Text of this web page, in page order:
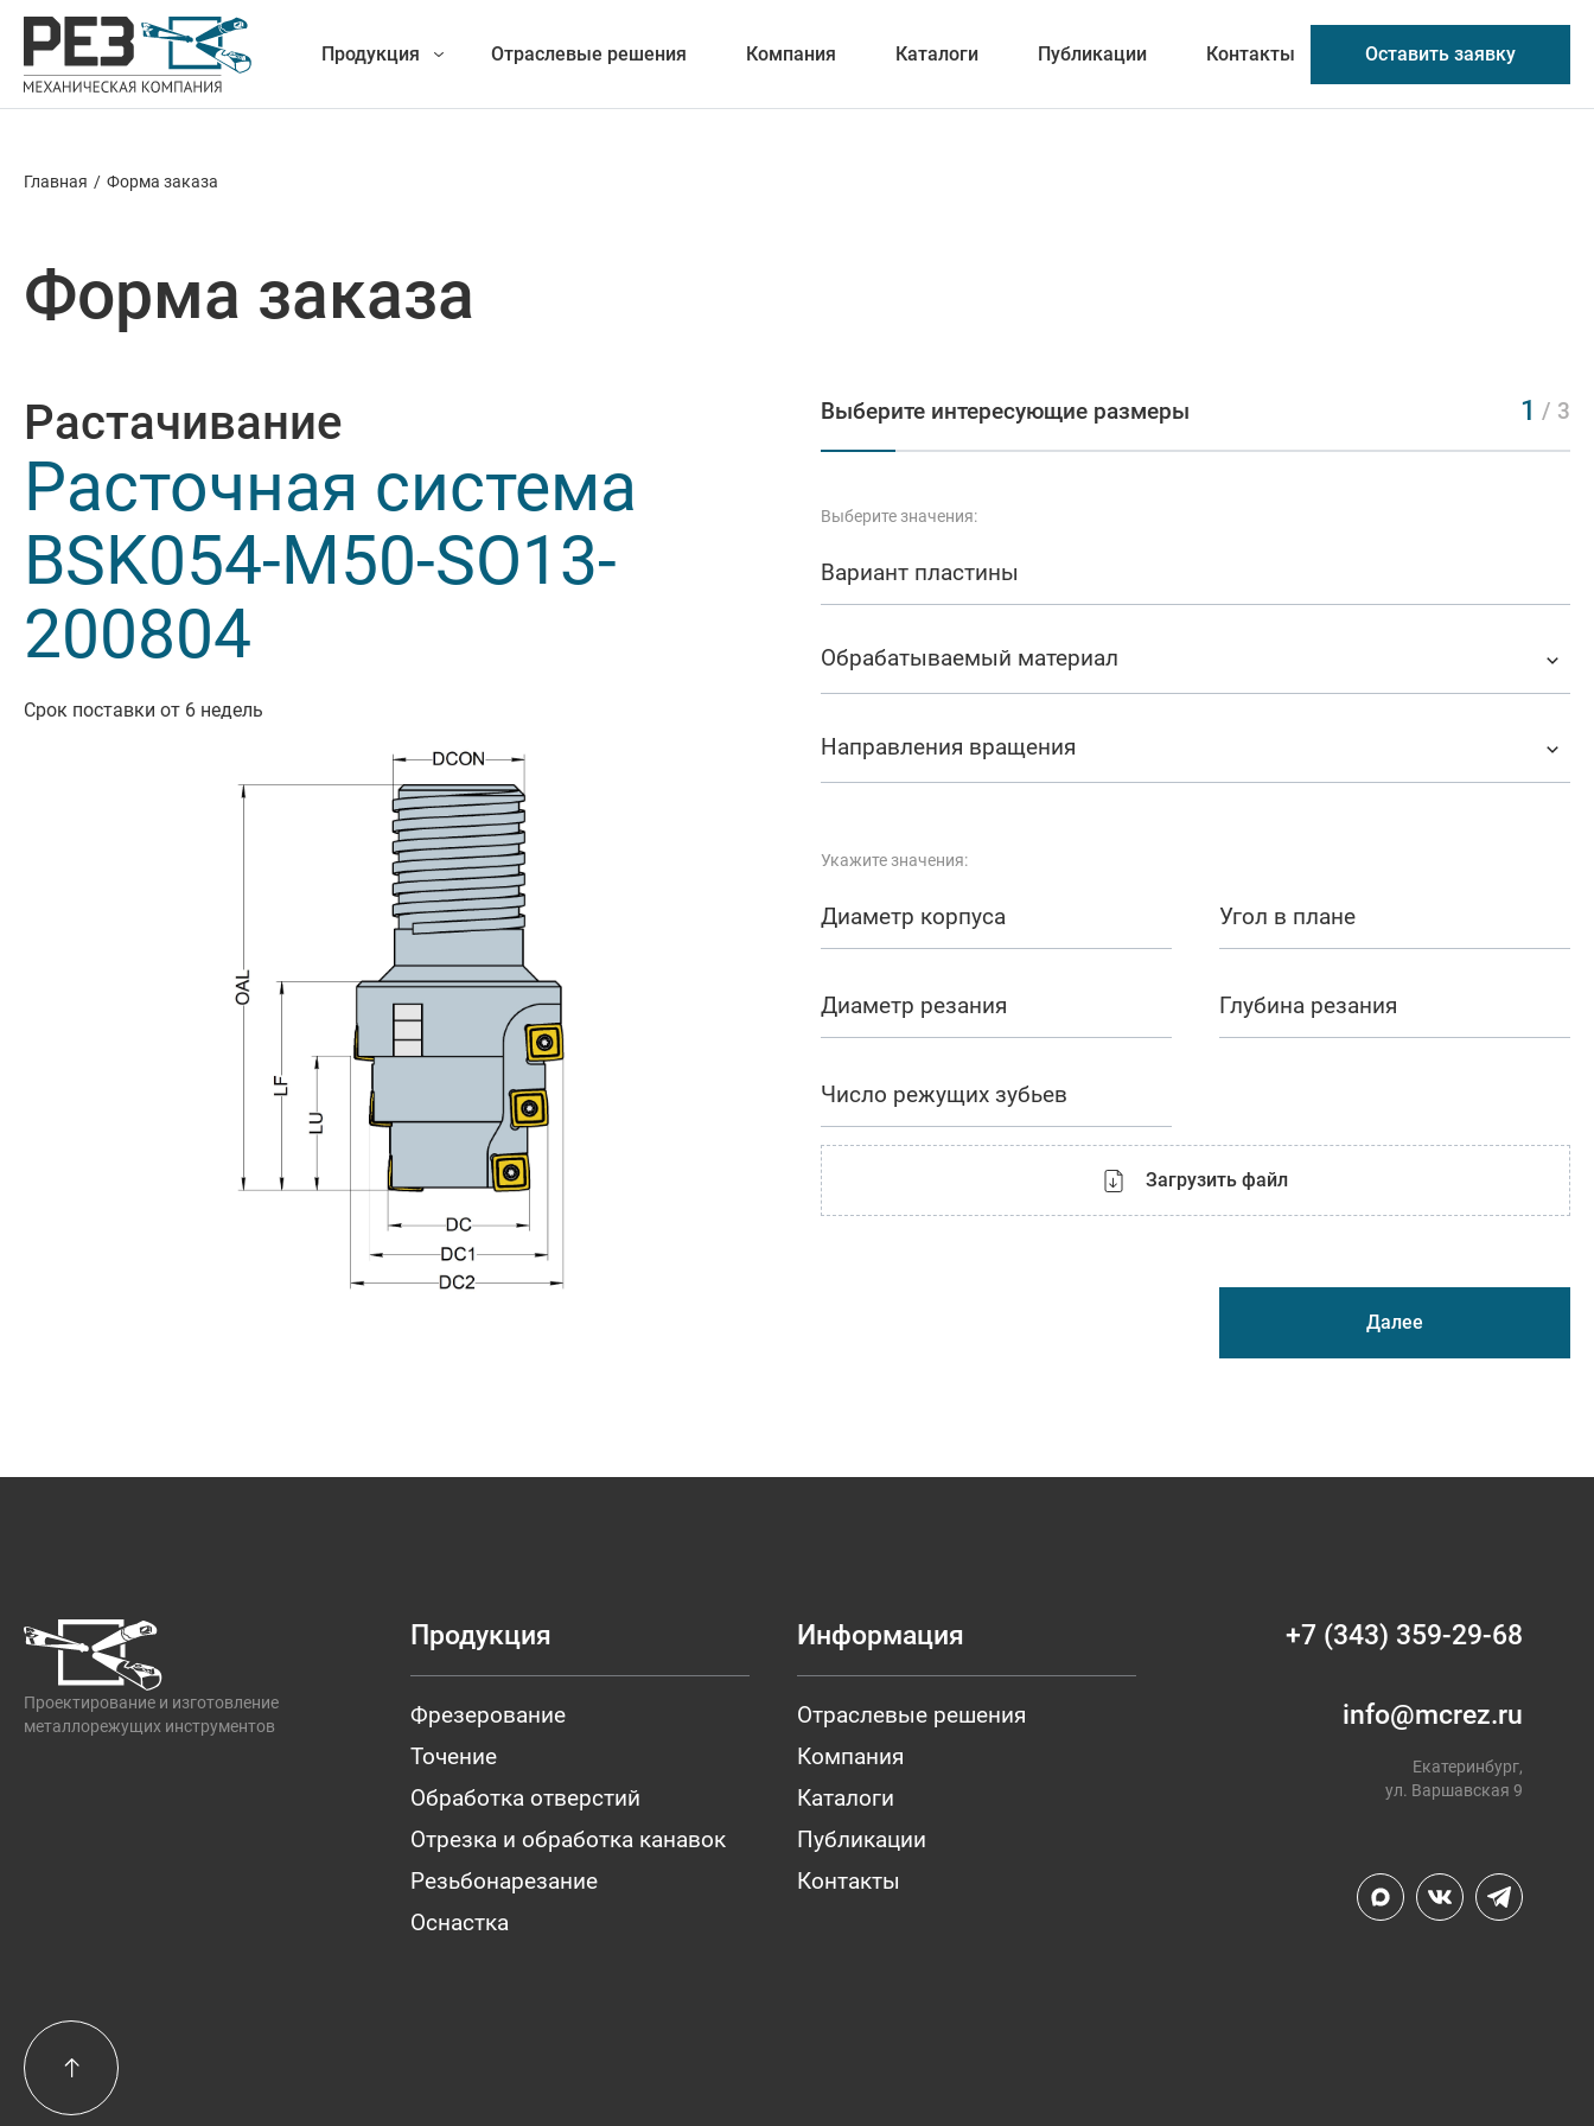
Продукция
Наша
продукция
Новые разработки
Точение
Резьбонарезание
Отраслевые решения Компания Каталоги Публикации Контакты Оставить заявку
Главная / Форма заказа
Форма заказа
Растачивание
Расточная система
BSK054-M50-SO13-
200804
Срок поставки от 6 недель
Выберите интересующие размеры 1 / 3
Выберите значения:
Вариант пластины
Обрабатываемый материал
Направления вращения
Укажите значения:
Диаметр корпуса Угол в плане
Диаметр резания Глубина резания
Число режущих зубьев
Загрузить файл
Далее
Проектирование и изготовление
металлорежущих инструментов
Продукция
Фрезерование
Точение
Обработка отверстий
Отрезка и обработка канавок
Резьбонарезание
Оснастка
Информация
Отраслевые решения
Компания
Каталоги
Публикации
Контакты
+7 (343) 359-29-68
info@mcrez.ru
Екатеринбург,
ул. Варшавская 9